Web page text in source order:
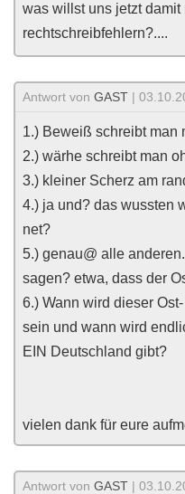
was willst uns jetzt
rechtschreibfehlern?....
Antwort von GAST |
1.) Beweiß schreibt man
2.) wärhe schreibt man
3.) kleiner Scherz am
4.) ja und? das wussten
net?
5.) genau@ alle
sagen? etwa, dass der
6.) Wann wird dieser
sein und wann wird
EIN Deutschland gibt?
vielen dank für eure
Antwort von GAST |